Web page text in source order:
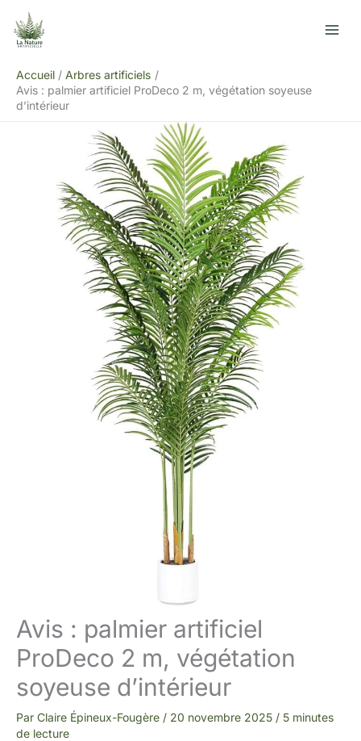
contenu
Accueil
Arbres artificiels
Avis : palmier artificiel ProDeco 2 m, végétation soyeuse
d’intérieur
Avis : palmier artificiel
ProDeco 2 m, végétation
soyeuse d’intérieur
Par Claire Épineux-Fougère / 20 novembre 2025 / 5 minutes
de lecture
e
h
e